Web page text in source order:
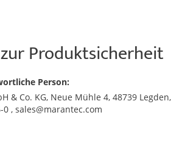
Produktsicherheit
Person:
& Co. KG, Neue Mühle 4, 48739 Legden,
, sales@marantec.com